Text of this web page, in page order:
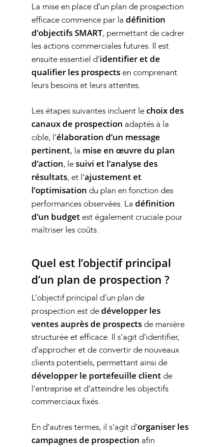
La mise en place d’un plan de prospection
efficace commence par la définition
d’objectifs SMART, permettant de cadrer
les actions commerciales futures. Il est
ensuite essentiel d’identifier et de
qualifier les prospects en comprenant
leurs besoins et leurs attentes.
Les étapes suivantes incluent lechoix des
canaux de prospection adaptés à la
cible, l’élaboration d’un message
pertinent, la mise en œuvre du plan
d’action, lesuivi et l’analyse des
résultats, et l’ajustement et
l’optimisation du plan en fonction des
performances observées. La définition
d’un budget est également cruciale pour
maîtriser les coûts.
Quel est l’objectif principal
d’un plan de prospection ?
L’objectif principal d’un plan de
prospection est dedévelopper les
ventes auprès de prospects de manière
structurée et efficace. Il s’agit d’identifier,
d’approcher et de convertir de nouveaux
clients potentiels, permettant ainsi de
développer le portefeuille client de
l’entreprise et d’atteindre les objectifs
commerciaux fixés.
En d’autres termes, il s’agit d’organiser les
campagnes de prospection afin